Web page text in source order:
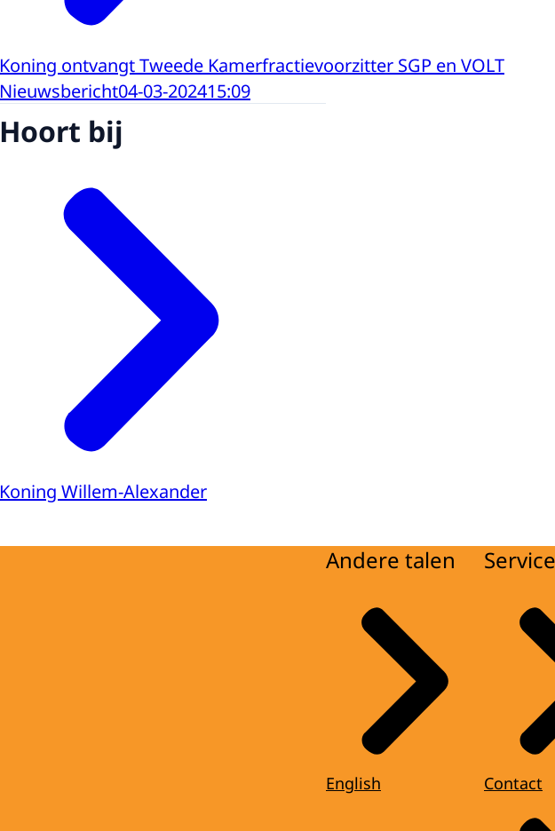
Koning ontvangt Tweede Kamerfractievoorzitter SGP en VOLT
Nieuwsbericht04-03-202415:09
Hoort bij
Koning Willem-Alexander
Andere talen
English
Service
Contact